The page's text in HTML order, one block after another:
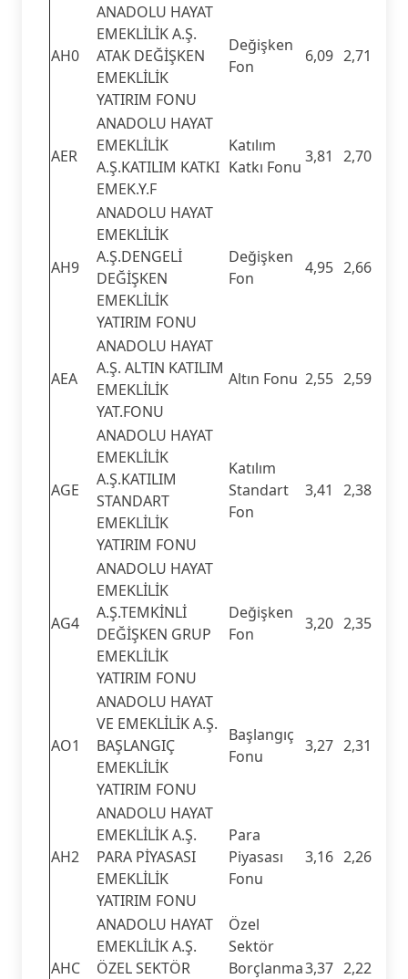
AH0
ANADOLU HAYAT
EMEKLİLİK A.Ş.
ATAK DEĞİŞKEN
EMEKLİLİK
YATIRIM FONU
Değişken
Fon
6,09 2,71
AER
ANADOLU HAYAT
EMEKLİLİK
A.Ş.KATILIM KATKI
EMEK.Y.F
Katılım
Katkı Fonu
3,81 2,70
AH9
ANADOLU HAYAT
EMEKLİLİK
A.Ş.DENGELİ
DEĞİŞKEN
EMEKLİLİK
YATIRIM FONU
Değişken
Fon
4,95 2,66
AEA
ANADOLU HAYAT
A.Ş. ALTIN KATILIM
EMEKLİLİK
YAT.FONU
Altın Fonu 2,55 2,59
AGE
ANADOLU HAYAT
EMEKLİLİK
A.Ş.KATILIM
STANDART
EMEKLİLİK
YATIRIM FONU
Katılım
Standart
Fon
3,41 2,38
AG4
ANADOLU HAYAT
EMEKLİLİK
A.Ş.TEMKİNLİ
DEĞİŞKEN GRUP
EMEKLİLİK
YATIRIM FONU
Değişken
Fon
3,20 2,35
AO1
ANADOLU HAYAT
VE EMEKLİLİK A.Ş.
BAŞLANGIÇ
EMEKLİLİK
YATIRIM FONU
Başlangıç
Fonu
3,27 2,31
AH2
ANADOLU HAYAT
EMEKLİLİK A.Ş.
PARA PİYASASI
EMEKLİLİK
YATIRIM FONU
Para
Piyasası
Fonu
3,16 2,26
AHC
ANADOLU HAYAT
EMEKLİLİK A.Ş.
ÖZEL SEKTÖR
Özel
Sektör
Borçlanma3,37 2,22